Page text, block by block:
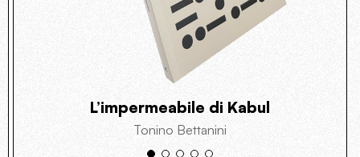
L’impermeabile di Kabul
Tonino Bettanini